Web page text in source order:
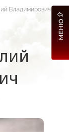
Владимирович
МЕНЮ